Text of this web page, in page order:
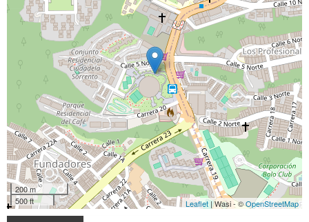
200 m
500 ft
Leaflet| Wasi - ©OpenStreetMap